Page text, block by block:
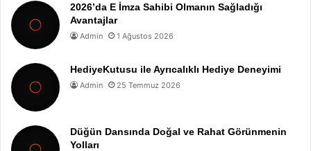
2026’da E İmza Sahibi Olmanın Sağladığı
Avantajlar
Admin 1 Ağustos 2026
HediyeKutusu ile Ayrıcalıklı Hediye Deneyimi
Admin 25 Temmuz 2026
Düğün Dansında Doğal ve Rahat Görünmenin
Yolları